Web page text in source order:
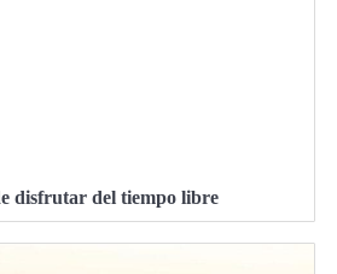
disfrutar del tiempo libre